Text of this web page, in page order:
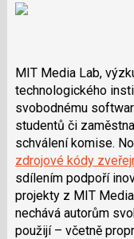
MIT Media Lab,
technologického
svobodnému
studentů či
schválení komise.
zdrojové kódy
sdílením podpoří
projekty z MIT
nechává autorům
použijí – včetně